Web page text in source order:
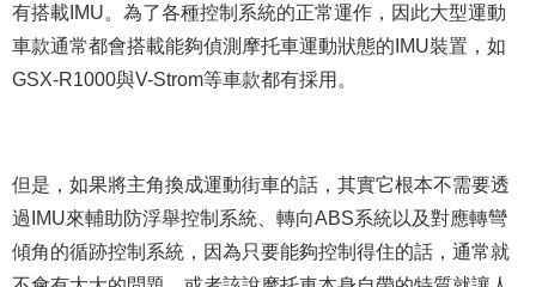
有搭載IMU。為了各種控制系統的正常運作，因此大型運動
車款通常都會搭載能夠偵測摩托車運動狀態的IMU裝置，如
GSX-R1000與V-Strom等車款都有採用。
但是，如果將主角換成運動街車的話，其實它根本不需要透
過IMU來輔助防浮舉控制系統、轉向ABS系統以及對應轉彎
傾角的循跡控制系統，因為只要能夠控制得住的話，通常就